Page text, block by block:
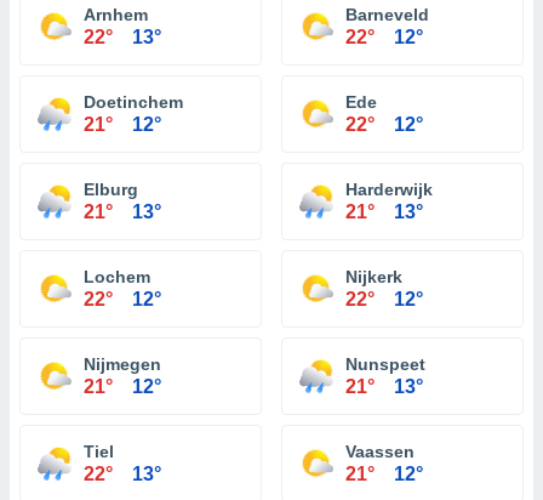
Arnhem
22° 13°
Barneveld
22° 12°
Doetinchem
21° 12°
Ede
22° 12°
Elburg
21° 13°
Harderwijk
21° 13°
Lochem
22° 12°
Nijkerk
22° 12°
Nijmegen
21° 12°
Nunspeet
21° 13°
Tiel
22° 13°
Vaassen
21° 12°